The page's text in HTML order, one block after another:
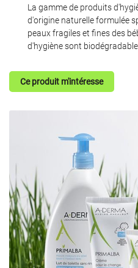
ACCUEIL
SERVICES
Recopier le code ci-contre
Rafraîchir le captcha
En cochant cette case, vous consentez à
l'adresse email indiqué ci-dessus. Vous
La gamme de produits
d'origine naturelle formulée
peaux fragiles et fines des
d'hygiène sont
Ce produit m'intéresse